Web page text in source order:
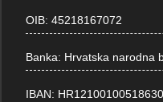
OIB: 45218167072
Banka: Hrvatska narodna
IBAN: